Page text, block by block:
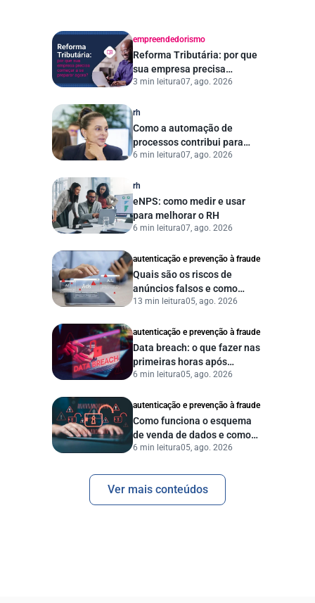
empreendedorismo
Reforma Tributária: por que
sua empresa precisa
começar a se preparar
3 min leitura07, ago. 2026
rh
Como a automação de
processos contribui para
uma gestão pública mais
6 min leitura07, ago. 2026
rh
eNPS: como medir e usar
para melhorar o RH
6 min leitura07, ago. 2026
autenticação e prevenção à fraude
Quais são os riscos de
anúncios falsos e como
proteger seu negócio?
13 min leitura05, ago. 2026
autenticação e prevenção à fraude
Data breach: o que fazer nas
primeiras horas após
vazamento de dados?
6 min leitura05, ago. 2026
autenticação e prevenção à fraude
Como funciona o esquema
de venda de dados e como
proteger sua empresa?
6 min leitura05, ago. 2026
Ver mais conteúdos